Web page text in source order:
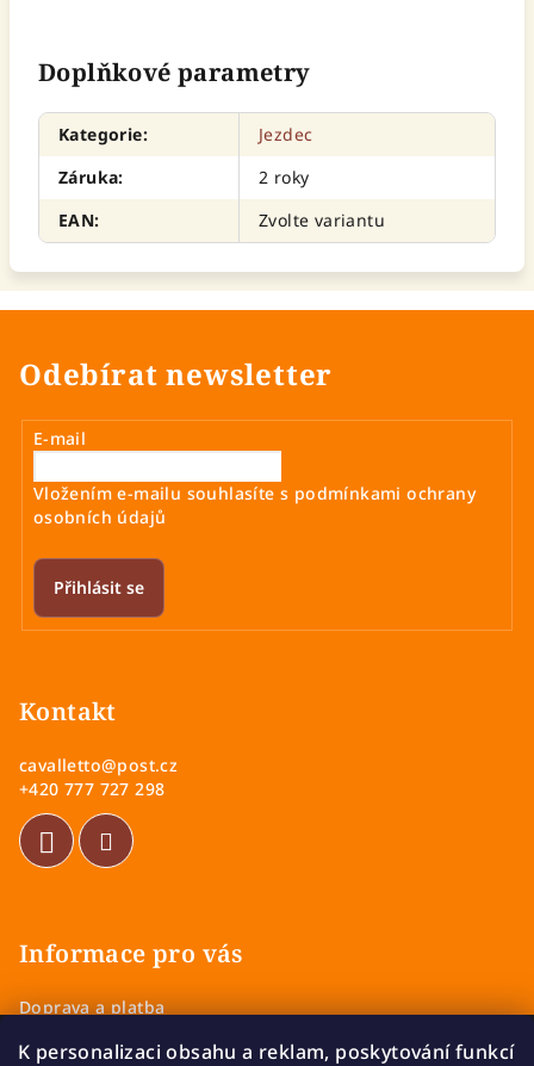
K personalizaci obsahu a reklam, poskytování funkcí
Doplňkové parametry
Kategorie:
Jezdec
Záruka:
2 roky
EAN: Zvolte variantu
Odebírat newsletter
E-mail
Vložením e-mailu souhlasíte s podmínkami ochrany
osobních údajů
Přihlásit se
Kontakt
cavalletto@post.cz
+420 777 727 298
Informace pro vás
Doprava a platba